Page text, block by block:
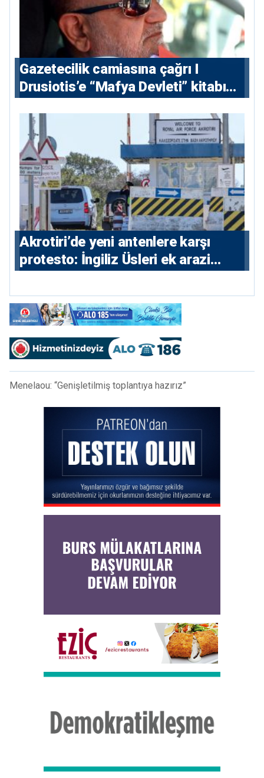
Gazetecilik camiasına çağrı I
⁠Drusiotis’e “Mafya Devleti” kitabı
⁠Akrotiri’de yeni antenlere karşı
protesto: İngiliz Üsleri ek arazi
Menelaou: “Genişletilmiş toplantıya hazırız”